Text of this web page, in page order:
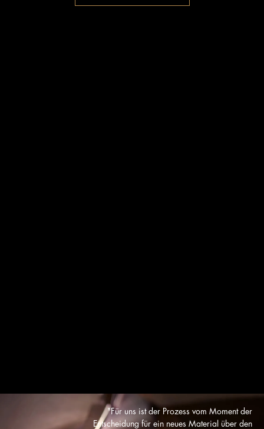
"Für uns ist der Prozess vom Moment der
Entscheidung für ein neues Material über den